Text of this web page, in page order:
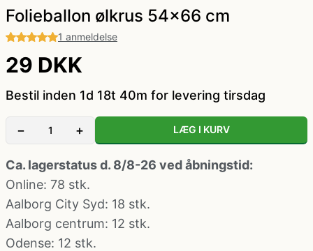
Hatte og masker
Hippie tøj
Klovne kostume
Kostume-tilbehør (andet)
Matros, kaptajn og pilot kostume
Folieballon ølkrus 54x66 cm
1 anmeldelse
29 DKK
Bestil inden 1d 18t 40m for levering tirsdag
− + LÆG I KURV
Ca. lagerstatus d. 8/8-26 ved åbningstid:
Online: 78 stk.
Aalborg City Syd: 18 stk.
Aalborg centrum: 12 stk.
Odense: 12 stk.